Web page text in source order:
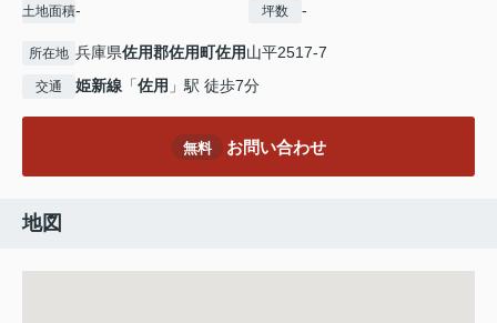
土地面積- 坪数 -
所在地 兵庫県佐用郡佐用町佐用山平2517-7
交通 姫新線 「佐用 」駅 徒歩7分
無料 お問い合わせ
地図